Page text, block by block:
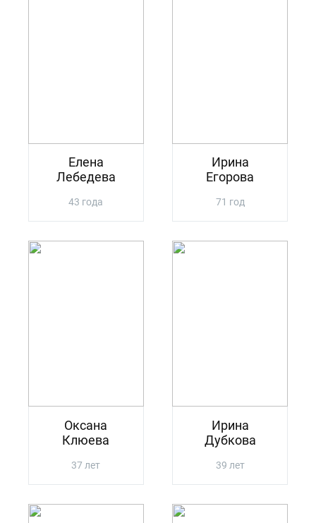
Елена
Лебедева
43 года
Ирина
Егорова
71 год
Оксана
Клюева
37 лет
Ирина
Дубкова
39 лет